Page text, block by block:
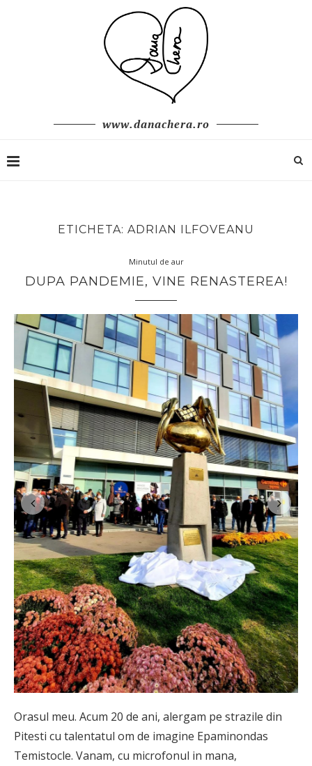
www.danachera.ro
ETICHETA: ADRIAN ILFOVEANU
Minutul de aur
DUPA PANDEMIE, VINE RENASTEREA!
Orasul meu. Acum 20 de ani, alergam pe strazile din
Pitesti cu talentatul om de imagine Epaminondas
Temistocle. Vanam, cu microfonul in mana,